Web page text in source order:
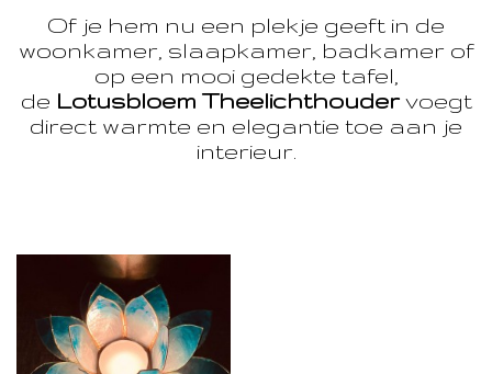
Of je hem nu een plekje geeft in de
woonkamer, slaapkamer, badkamer of
op een mooi gedekte tafel,
de Lotusbloem Theelichthoudervoegt
direct warmte en elegantie toe aan je
interieur.